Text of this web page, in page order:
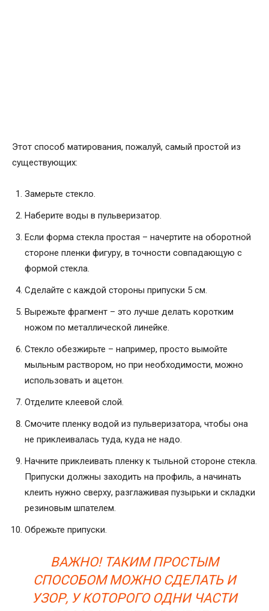
Этот способ матирования, пожалуй, самый простой из
существующих:
Замерьте стекло.
Наберите воды в пульверизатор.
Если форма стекла простая – начертите на оборотной
стороне пленки фигуру, в точности совпадающую с
формой стекла.
Сделайте с каждой стороны припуски 5 см.
Вырежьте фрагмент – это лучше делать коротким
ножом по металлической линейке.
Стекло обезжирьте – например, просто вымойте
мыльным раствором, но при необходимости, можно
использовать и ацетон.
Отделите клеевой слой.
Смочите пленку водой из пульверизатора, чтобы она
не приклеивалась туда, куда не надо.
Начните приклеивать пленку к тыльной стороне стекла.
Припуски должны заходить на профиль, а начинать
клеить нужно сверху, разглаживая пузырьки и складки
резиновым шпателем.
Обрежьте припуски.
ВАЖНО! ТАКИМ ПРОСТЫМ
СПОСОБОМ МОЖНО СДЕЛАТЬ И
УЗОР, У КОТОРОГО ОДНИ ЧАСТИ